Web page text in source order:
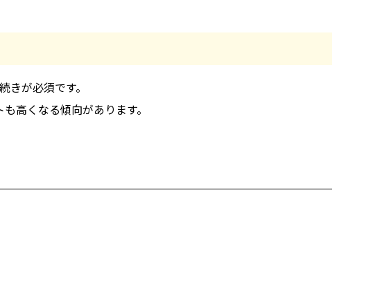
きが必須です。
高くなる傾向があります。